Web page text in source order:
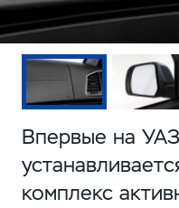
Впервые на
комплекс